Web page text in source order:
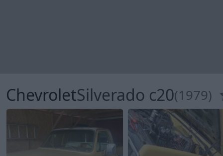
ChevroletSilverado c20(1979)